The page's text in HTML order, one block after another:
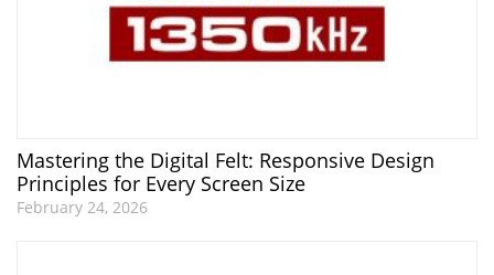
Mastering the Digital Felt: Responsive Design
Principles for Every Screen Size
February 24, 2026